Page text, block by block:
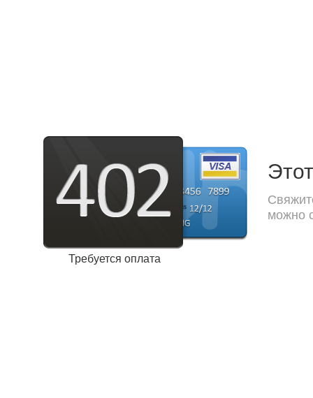
Требуется оплата
можно